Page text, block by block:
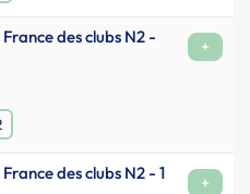
des clubs N2 -
+
des clubs N2 - 1
+